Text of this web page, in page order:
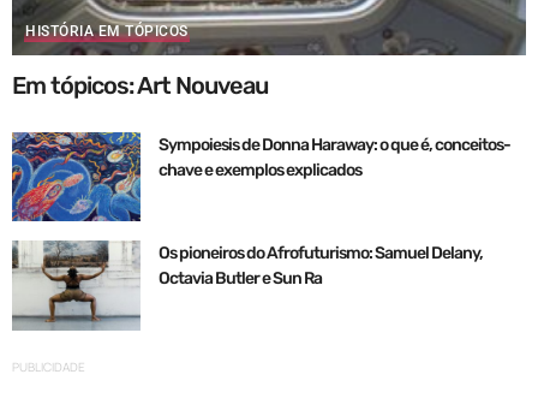
HISTÓRIA EM TÓPICOS
Em tópicos: Art Nouveau
Sympoiesis de Donna Haraway: o que é, conceitos-
chave e exemplos explicados
Os pioneiros do Afrofuturismo: Samuel Delany,
Octavia Butler e Sun Ra
PUBLICIDADE